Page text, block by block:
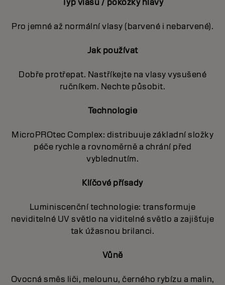
Pro jemné až normální vlasy (barvené i nebarvené).
Jak používat
Dobře protřepat. Nastříkejte na vlasy vysušené
ručníkem. Nechte působit.
Technologie
MicroPROtec Complex: distribuuje základní složky
péče rychle a rovnoměrně a chrání před
vyblednutím.
Klíčové přísady
Luminiscenční technologie: transformuje
neviditelné UV světlo na viditelné světlo a zajišťuje
tak úžasnou brilanci.
Vůně
Ovocná směs liči, melounu, černého rybízu a malin,